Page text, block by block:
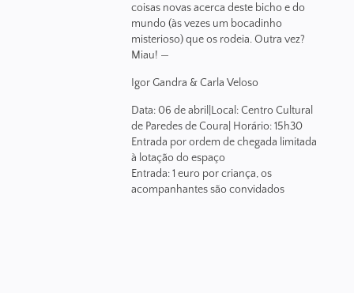
coisas novas acerca deste bicho e do
mundo (às vezes um bocadinho
misterioso) que os rodeia. Outra vez?
Miau! —
Igor Gandra & Carla Veloso
Data: 06 de abril|Local: Centro Cultural
de Paredes de Coura| Horário: 15h30
Entrada por ordem de chegada limitada
à lotação do espaço
Entrada: 1 euro por criança, os
acompanhantes são convidados